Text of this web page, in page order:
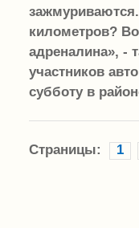
километров?
адреналина», -
участников
субботу в
Страницы: 1